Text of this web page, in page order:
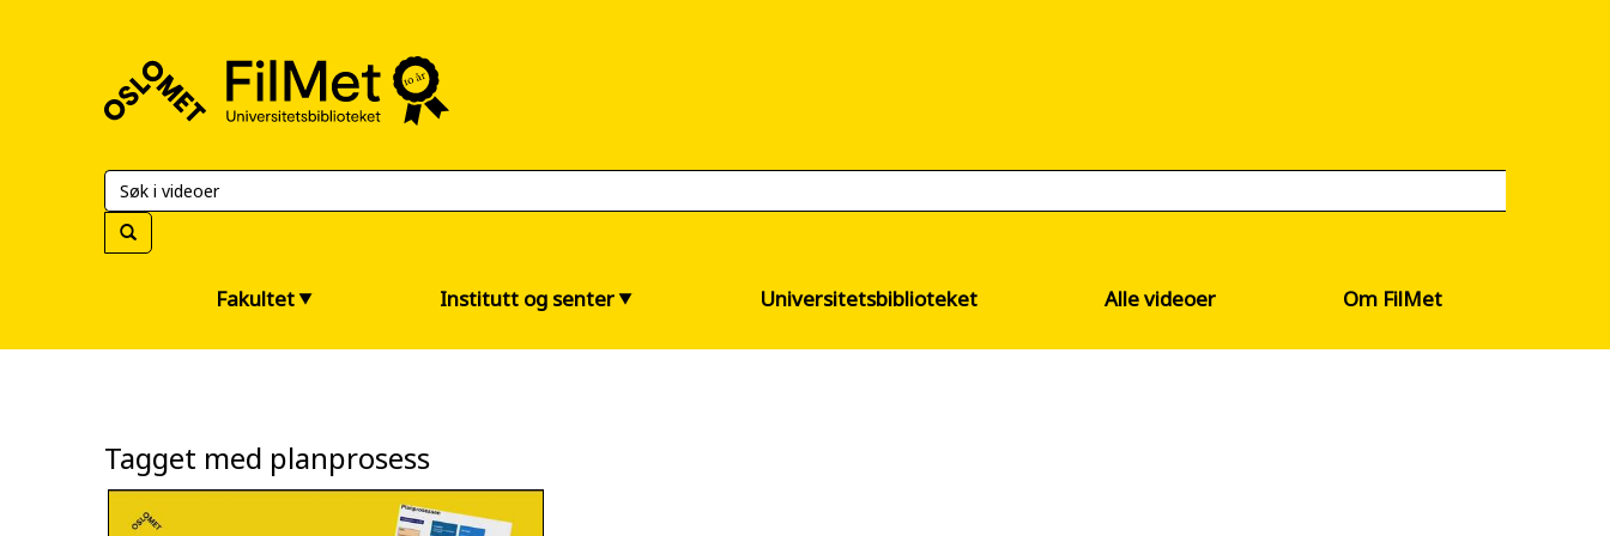
Universitetsbiblioteket
Fakultet Institutt og senter Universitetsbiblioteket Alle videoer Om FilMet
Tagget med planprosess